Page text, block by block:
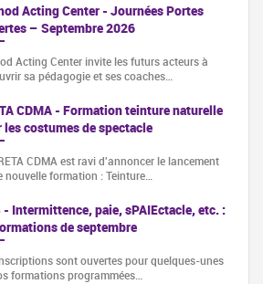
Center - Journées Portes
– Septembre 2026
Acting Center invite les futurs acteurs à
sa pédagogie et ses coaches…
CDMA - Formation teinture naturelle
les costumes de spectacle
CDMA est ravi d'annoncer le lancement
nouvelle formation : Teinture…
- Intermittence, paie, sPAIEctacle, etc. :
de septembre
sont ouvertes pour quelques-unes
formations programmées…